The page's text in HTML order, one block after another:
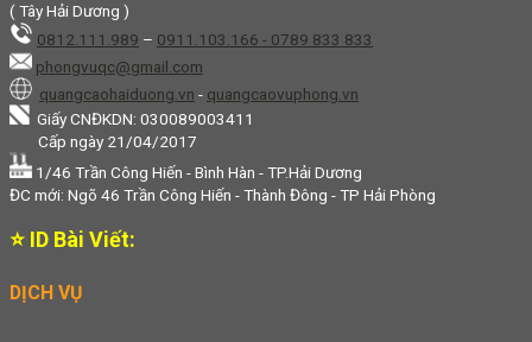
( Tây Hải Dương )
0812.111.989 – 0911.103.166 - 0789 833 833
phongvuqc@gmail.com
quangcaohaiduong.vn - quangcaovuphong.vn
Giấy CNĐKDN: 030089003411
Cấp ngày 21/04/2017
1/46 Trần Công Hiến - Bình Hàn - TP.Hải Dương
ĐC mới: Ngõ 46 Trần Công Hiến - Thành Đông - TP Hải Phòng
⭐ ID Bài Viết:
DỊCH VỤ